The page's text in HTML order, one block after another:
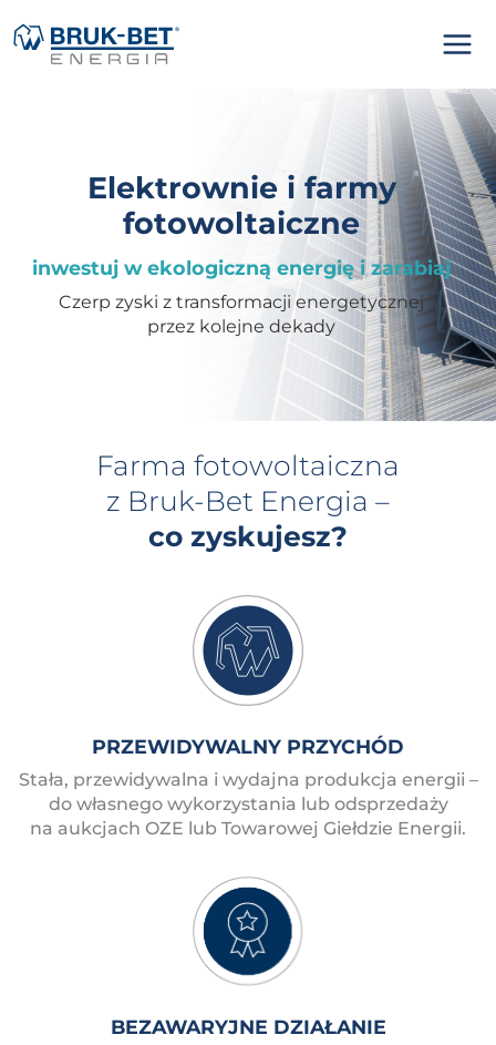
to
content
Elektrownie i farmy
fotowoltaiczne
inwestuj w ekologiczną energię i zarabiaj
Czerp zyski z transformacji energetycznej
przez kolejne dekady
Farma fotowoltaiczna
z Bruk-Bet Energia –
co zyskujesz?
PRZEWIDYWALNY PRZYCHÓD
Stała, przewidywalna i wydajna produkcja energii –
do własnego wykorzystania lub odsprzedaży
na aukcjach OZE lub Towarowej Giełdzie Energii.
BEZAWARYJNE DZIAŁANIE